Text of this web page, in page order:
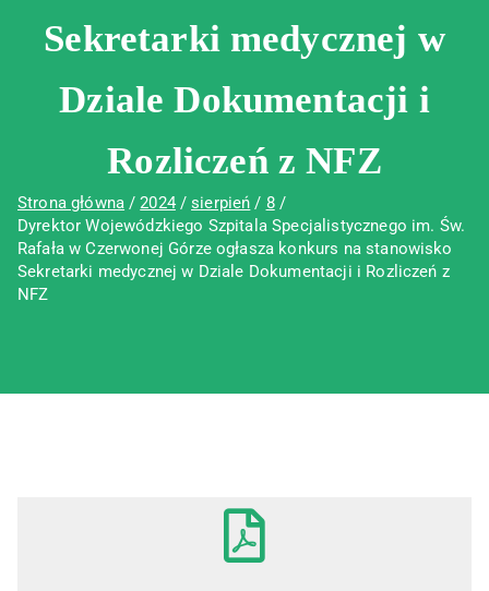
Sekretarki medycznej w
Dziale Dokumentacji i
Rozliczeń z NFZ
Strona główna 2024 sierpień
8
Dyrektor Wojewódzkiego Szpitala Specjalistycznego im. Św.
Rafała w Czerwonej Górze ogłasza konkurs na stanowisko
Sekretarki medycznej w Dziale Dokumentacji i Rozliczeń z
NFZ